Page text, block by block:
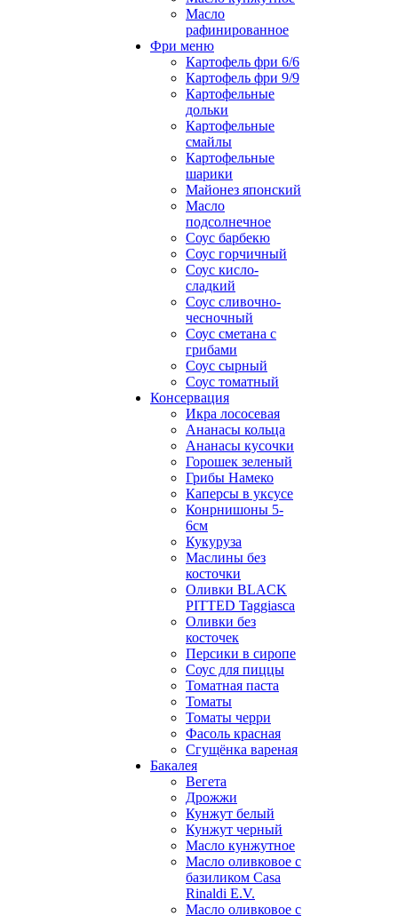
Масло
рафинированное
Фри меню
Картофель фри 6/6
Картофель фри 9/9
Картофельные
дольки
Картофельные
смайлы
Картофельные
шарики
Майонез японский
Масло
подсолнечное
Соус барбекю
Соус горчичный
Соус кисло-
сладкий
Соус сливочно-
чесночный
Соус сметана с
грибами
Соус сырный
Соус томатный
Консервация
Икра лососевая
Ананасы кольца
Ананасы кусочки
Горошек зеленый
Грибы Намеко
Каперсы в уксусе
Конрнишоны 5-
6см
Кукуруза
Маслины без
косточки
Оливки BLACK
PITTED Taggiasca
Оливки без
косточек
Персики в сиропе
Соус для пиццы
Томатная паста
Томаты
Томаты черри
Фасоль красная
Сгущёнка вареная
Бакалея
Вегета
Дрожжи
Кунжут белый
Кунжут черный
Масло кунжутное
Масло оливковое с
базиликом Casa
Rinaldi E.V.
Масло оливковое с